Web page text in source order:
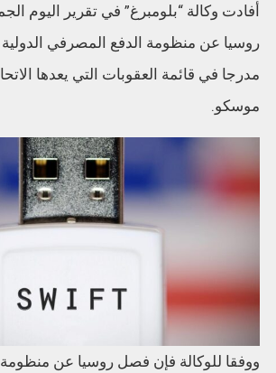
أفادت وكالة “بلومبرغ” في تقرير اليوم
مدرجا في قائمة العقوبات التي يعدها
موسكو.
ووفقا للوكالة فإن فصل روسيا عن منظومة